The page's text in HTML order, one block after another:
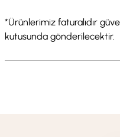
*Ürünlerimiz faturalıdır
kutusunda gönderilecektir.